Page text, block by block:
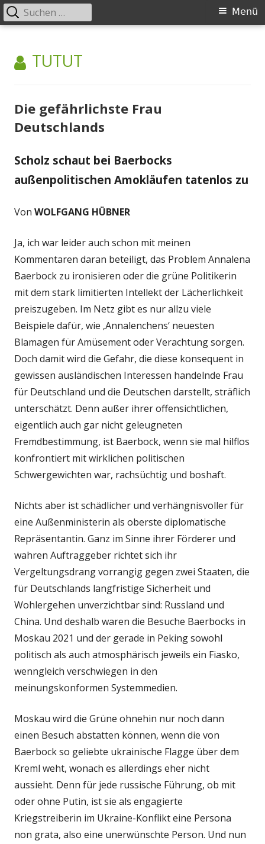
Inhalt
Primäres
Menü
Suchen
nach:
AUTOR:
TUTUT
Die gefährlichste Frau
Deutschlands
Scholz schaut bei Baerbocks
außenpolitischen Amokläufen tatenlos zu
Von WOLFGANG HÜBNER
Ja, ich war leider auch schon mit meinen
Kommentaren daran beteiligt, das Problem Annalena
Baerbock zu ironisieren oder die grüne Politikerin
mit dem stark limitierten Intellekt der Lächerlichkeit
preiszugeben. Im Netz gibt es nur allzu viele
Beispiele dafür, wie ‚Annalenchens‘ neuesten
Blamagen für Amüsement oder Verachtung sorgen.
Doch damit wird die Gefahr, die diese konsequent in
gewissen ausländischen Interessen handelnde Frau
für Deutschland und die Deutschen darstellt, sträflich
unterschätzt. Denn außer ihrer offensichtlichen,
eigentlich auch gar nicht geleugneten
Fremdbestimmung, ist Baerbock, wenn sie mal hilflos
konfrontiert mit wirklichen politischen
Schwergewichten war, rachsüchtig und boshaft.
Nichts aber ist schädlicher und verhängnisvoller für
eine Außenministerin als oberste diplomatische
Repräsentantin. Ganz im Sinne ihrer Förderer und
wahren Auftraggeber richtet sich ihr
Vergeltungsdrang vorrangig gegen zwei Staaten, die
für Deutschlands langfristige Sicherheit und
Wohlergehen unverzichtbar sind: Russland und
China. Und deshalb waren die Besuche Baerbocks in
Moskau 2021 und der gerade in Peking sowohl
politisch als auch atmosphärisch jeweils ein Fiasko,
wenngleich verschwiegen in den
meinungskonformen Systemmedien.
Moskau wird die Grüne ohnehin nur noch dann
einen Besuch abstatten können, wenn die von
Baerbock so geliebte ukrainische Flagge über dem
Kreml weht, wonach es allerdings eher nicht
aussieht. Denn für jede russische Führung, ob mit
oder ohne Putin, ist sie als engagierte
Kriegstreiberin im Ukraine-Konflikt eine Persona
non grata, also eine unerwünschte Person. Und nun